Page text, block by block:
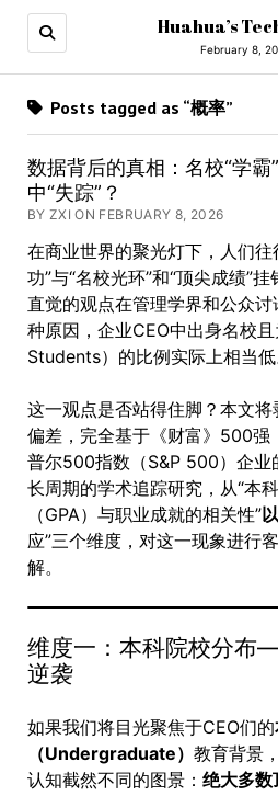
Huahua’s
February 8,
Posts tagged as “概率”
数据背后的真相：名校“学霸
中“失踪”？
BY ZXI ON FEBRUARY 8, 2026
在商业世界的聚光灯下，人们往
功”与“名校光环”和“顶尖成绩”
直觉的观点在管理学界和公众讨
种原因，企业CEO中出身名校
Students）的比例实际上相当低
这一观点是否站得住脚？本文
偏差，完全基于《财富》500
普尔500指数（S&P 500）企业
长周期的学术追踪研究，从“本
（GPA）与职业成就的相关性”
应”三个维度，对这一现象进行
解。
维度一：本科院校分布
逆袭
如果我们将目光聚焦于CEO们的
（Undergraduate） 教育背景
认知截然不同的图景： 绝大多数